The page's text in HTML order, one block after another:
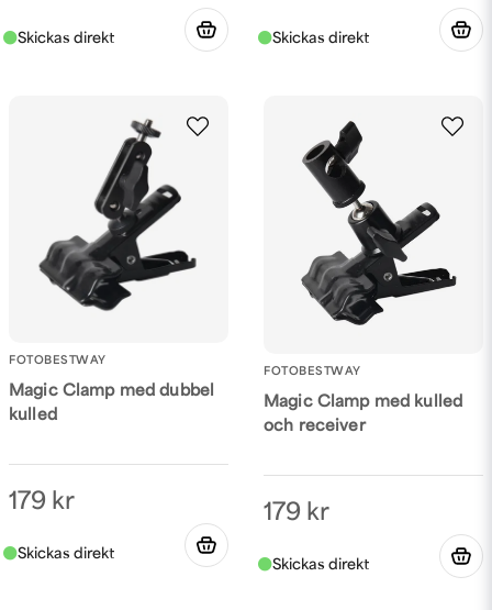
FOTOBESTWAY
Magic Clamp med dubbel
kulled
179 kr
FOTOBESTWAY
Magic Clamp med kulled
och receiver
179 kr